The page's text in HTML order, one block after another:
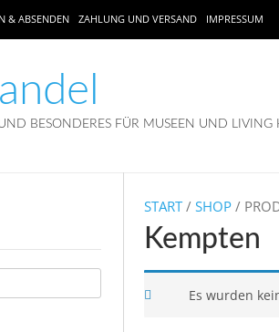
& ABSENDEN ZAHLUNG UND VERSAND IMPRESSUM
BESONDERES FÜR MUSEEN UND LIVING
START/ SHOP/
Kempten
Es wurden